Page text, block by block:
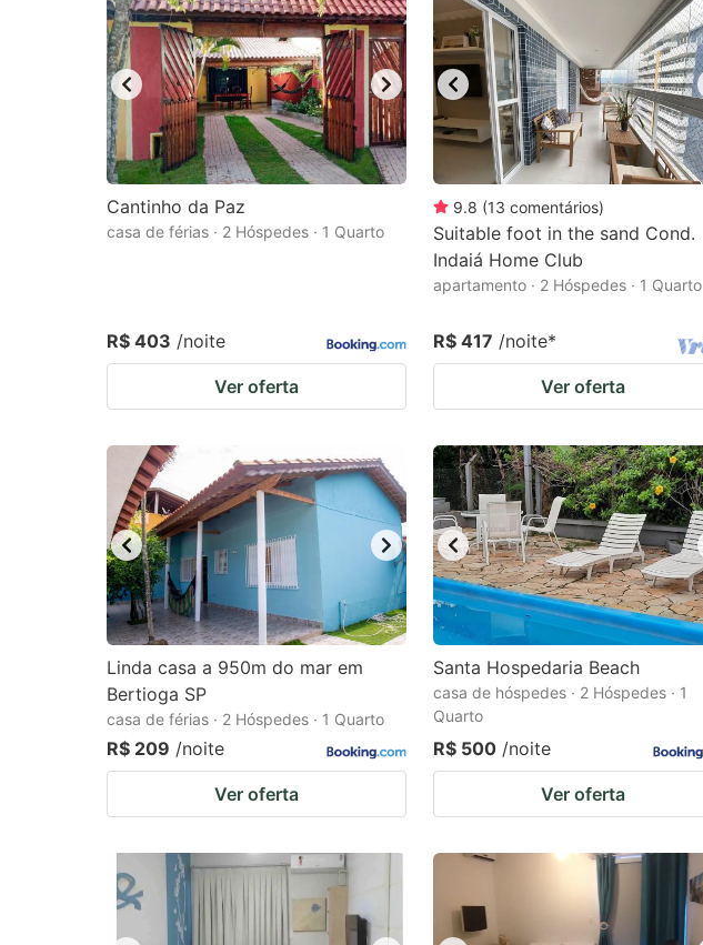
Cantinho da Paz
casa de férias · 2 Hóspedes · 1 Quarto
R$ 403 /noite
Ver oferta
9.8 (13 comentários)
Suitable foot in the sand Cond.
Indaiá Home Club
apartamento · 2 Hóspedes · 1 Quarto
R$ 417 /noite*
Ver oferta
Linda casa a 950m do mar em
Bertioga SP
casa de férias · 2 Hóspedes · 1 Quarto
R$ 209 /noite
Ver oferta
Santa Hospedaria Beach
casa de hóspedes · 2 Hóspedes · 1
Quarto
R$ 500 /noite
Ver oferta